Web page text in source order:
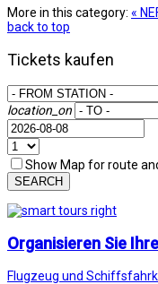
More in this category: «
back to top
Tickets kaufen
location_on
Show Map for route
SEARCH
Organisieren Sie
Flugzeug und